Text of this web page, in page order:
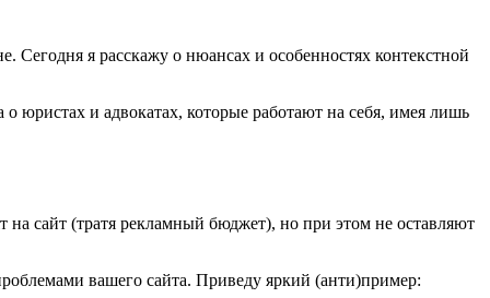
Сегодня я расскажу о нюансах и особенностях контекстной
и адвокатах, которые работают на себя, имея лишь
сайт (тратя рекламный бюджет), но при этом не оставляют
вашего сайта. Приведу яркий (анти)пример: